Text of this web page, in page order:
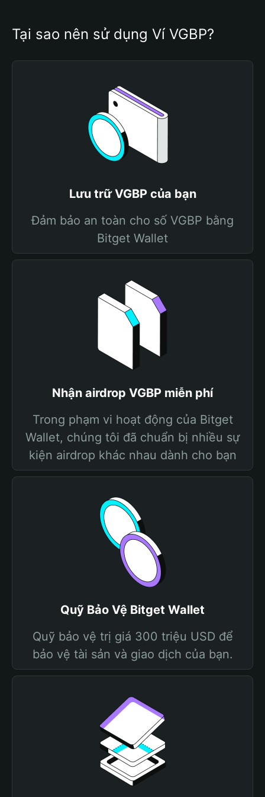
Tại sao nên sử dụng Ví VGBP?
Lưu trữ VGBP của bạn
Đảm bảo an toàn cho số VGBP bằng
Bitget Wallet
Nhận airdrop VGBP miễn phí
Trong phạm vi hoạt động của Bitget
Wallet, chúng tôi đã chuẩn bị nhiều sự
kiện airdrop khác nhau dành cho bạn
Quỹ Bảo Vệ Bitget Wallet
Quỹ bảo vệ trị giá 300 triệu USD để
bảo vệ tài sản và giao dịch của bạn.